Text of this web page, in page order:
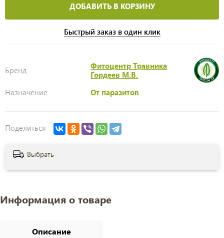
ДОБАВИТЬ В КОРЗИНУ
Быстрый заказ в один клик
Бренд
Фитоцентр Травника
Гордеев М.В.
Назначение
От паразитов
Поделиться
Выбрать
Информация о товаре
Описание